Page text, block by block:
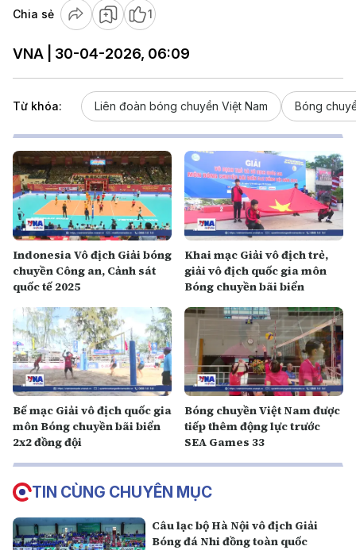
Chia sẻ 1
VNA | 30-04-2026, 06:09
Từ khóa: Liên đoàn bóng chuyền Việt Nam Bóng
Indonesia Vô địch Giải bóng
chuyền Công an, Cảnh sát
quốc tế 2025
Khai mạc Giải vô địch trẻ,
giải vô địch quốc gia môn
Bóng chuyền bãi biển
Bế mạc Giải vô địch quốc gia
môn Bóng chuyền bãi biển
2x2 đồng đội
Bóng chuyền Việt Nam được
tiếp thêm động lực trước
SEA Games 33
TIN CÙNG CHUYÊN MỤC
Câu lạc bộ Hà Nội vô địch Giải
Bóng đá Nhi đồng toàn quốc